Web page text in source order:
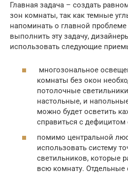
Главная задача – создать
зон комнаты, так как темные
напоминать о главной
выполнить эту задачу,
использовать следующие
многозональное
комнаты без окон
потолочные
настольные, и
можно будет осветить
справиться с дефицитом
помимо центральной
использовать систему
светильников, которые
всю комнату. Отдельные